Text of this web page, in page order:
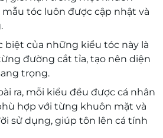
mẫu tóc luôn được cập nhật và
biệt của những kiểu tóc này là
đường cắt tỉa, tạo nên diện
trọng.
ra, mỗi kiểu đều được cá nhân
hợp với từng khuôn mặt và
sử dụng, giúp tôn lên cá tính